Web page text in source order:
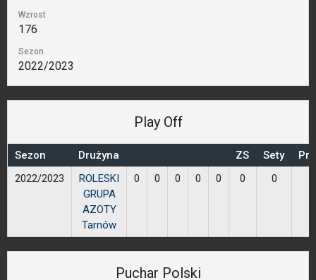
Wzrost
176
Sezon
2022/2023
Play Off
Sezon Drużyna ZS Sety
2022/2023
ROLESKI
GRUPA
AZOTY
Tarnów
0 0 0 0 0 0 0
Puchar Polski